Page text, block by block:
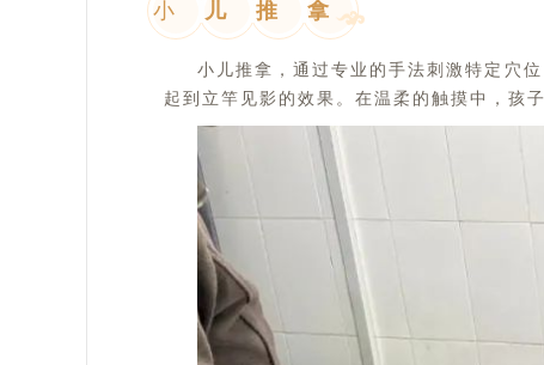
小 儿 推 拿
小儿推拿，通过专业的手法刺激特定穴
起到立竿见影的效果。在温柔的触摸中，孩